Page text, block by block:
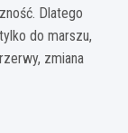
Dlatego
do marszu,
zmiana